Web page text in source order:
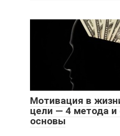
Мотивация в
цели — 4 метода
основы